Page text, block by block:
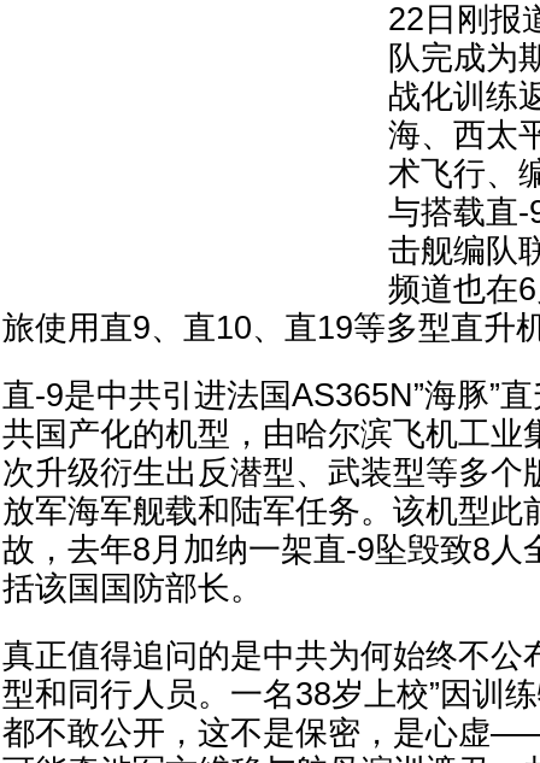
22日刚报
队完成为
战化训练
海、西太
术飞行、
与搭载直-
击舰编队
频道也在
旅使用直9、直10、直19等多型直升
直-9是中共引进法国AS365N”海豚”
共国产化的机型，由哈尔滨飞机工业
次升级衍生出反潜型、武装型等多个
放军海军舰载和陆军任务。该机型此
故，去年8月加纳一架直-9坠毁致8人
括该国国防部长。
真正值得追问的是中共为何始终不公
型和同行人员。一名38岁上校”因训
都不敢公开，这不是保密，是心虚